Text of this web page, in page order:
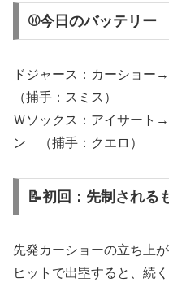
⚾今日のバッテリー
ドジャース：カーショ
（捕手：スミス）
Ｗソックス：アイサー
ン （捕手：クエロ）
📝初回：先制される
先発カーショーの立ち上
ヒットで出塁すると、続